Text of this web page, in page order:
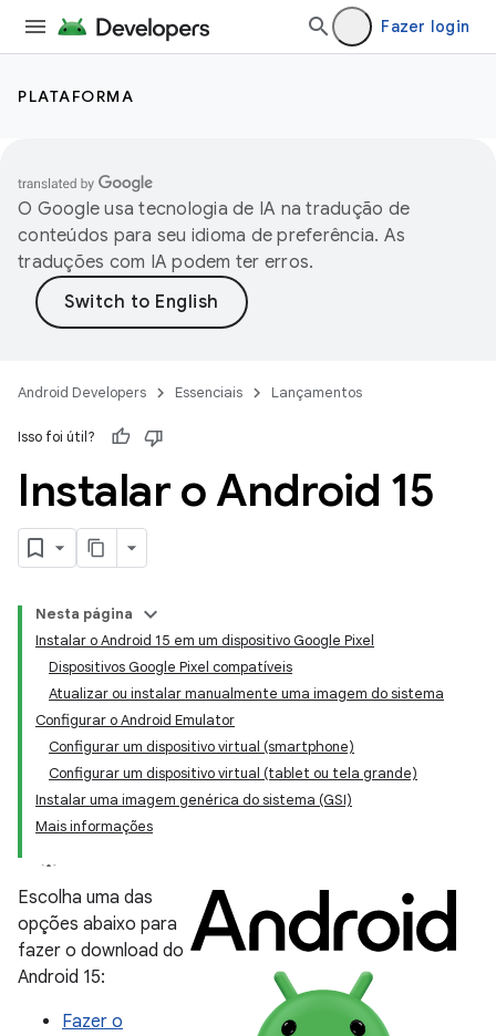
Fazer login
PLATAFORMA
O Google usa tecnologia de IA na tradução de
conteúdos para seu idioma de preferência. As
traduções com IA podem ter erros.
Android Developers Essenciais Lançamentos
Isso foi útil?
Instalar o Android 15
Nesta página
Instalar o Android 15 em um dispositivo Google Pixel
Dispositivos Google Pixel compatíveis
Atualizar ou instalar manualmente uma imagem do sistema
Configurar o Android Emulator
Configurar um dispositivo virtual (smartphone)
Configurar um dispositivo virtual (tablet ou tela grande)
Instalar uma imagem genérica do sistema (GSI)
Mais informações
Escolha uma das
opções abaixo para
fazer o download do
Android 15:
Fazer o